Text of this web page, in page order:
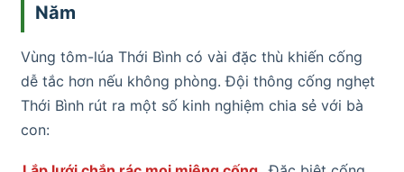
Năm
Vùng tôm-lúa Thới Bình có vài đặc thù khiến cống
dễ tắc hơn nếu không phòng. Đội thông cống nghẹt
Thới Bình rút ra một số kinh nghiệm chia sẻ với bà
con: